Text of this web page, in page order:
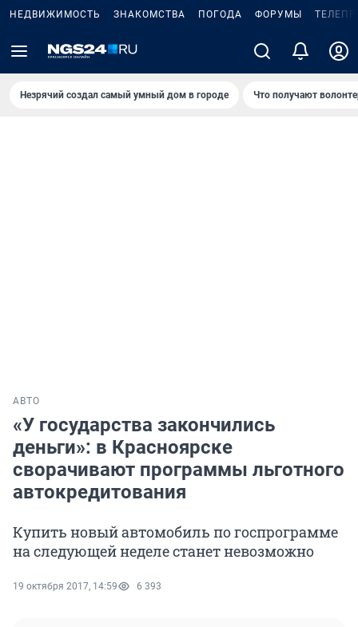
НЕДВИЖИМОСТЬ ЗНАКОМСТВА ПОГОДА ФОРУМЫ
Незрячий создал самый умный дом в городе Что получают
АВТО
«У государства закончились
деньги»: в Красноярске
сворачивают программы льготного
автокредитования
Купить новый автомобиль по госпрограмме
на следующей неделе станет невозможно
19 октября 2017, 14:59 6 393